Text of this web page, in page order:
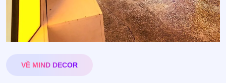
VỀ MIND DECOR